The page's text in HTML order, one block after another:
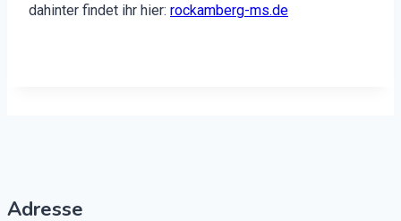
dahin­ter find­et ihr hier: rockamberg-ms.de
Adresse